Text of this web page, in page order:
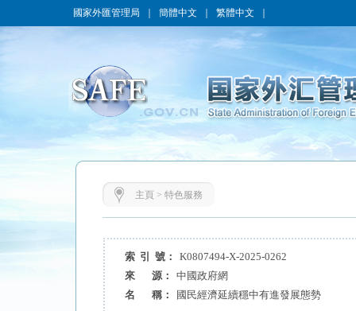
國家外匯管理局 簡體中文 繁體中文
主頁 > 特色服務
索 引 號：
K0807494-X-2025-0262
來 源：
中國政府網
名 稱：
國民經濟延續穩中有進發展態勢